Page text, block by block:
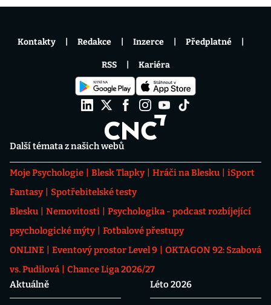
Další témata z našich webů
Moje Psychologie Blesk Tlapky Hráči na Blesku
iSport
Fantasy
Spotřebitelské testy
Blesku
Nemovitosti
Psychologika - podcast rozbíjející
psychologické mýty
Fotbalové přestupy
ONLINE
Eventový prostor Level 9
OKTAGON 92: Szabová
vs. Pudilová
Chance Liga 2026/27
Aktuálně
Léto 2026
Kontakty Redakce Inzerce Předplatné
RSS Kariéra